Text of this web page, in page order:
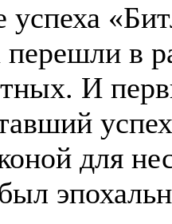
успеха
в
И
для